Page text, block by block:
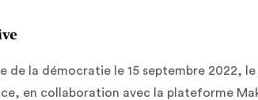
de la démocratie le 15 septembre 2022,
en collaboration avec la plateforme